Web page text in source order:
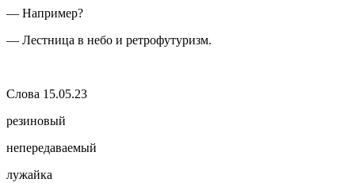
— Например?
— Лестница в небо и ретрофутуризм.
Слова 15.05.23
резиновый
непередаваемый
лужайка